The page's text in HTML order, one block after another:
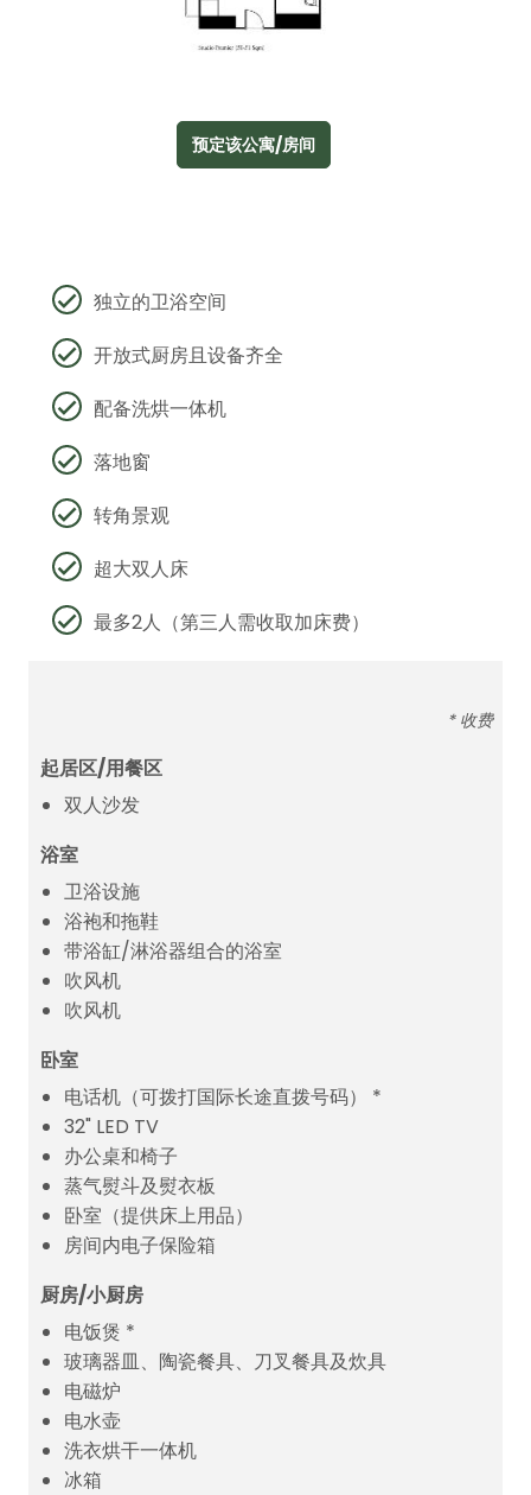
预定该公寓/房间
独立的卫浴空间
开放式厨房且设备齐全
配备洗烘一体机
落地窗
转角景观
超大双人床
最多2人（第三人需收取加床费）
* 收费
起居区/用餐区
双人沙发
浴室
卫浴设施
浴袍和拖鞋
带浴缸/淋浴器组合的浴室
吹风机
吹风机
卧室
电话机（可拨打国际长途直拨号码） *
32" LED TV
办公桌和椅子
蒸气熨斗及熨衣板
卧室（提供床上用品）
房间内电子保险箱
厨房/小厨房
电饭煲 *
玻璃器皿、陶瓷餐具、刀叉餐具及炊具
电磁炉
电水壶
洗衣烘干一体机
冰箱